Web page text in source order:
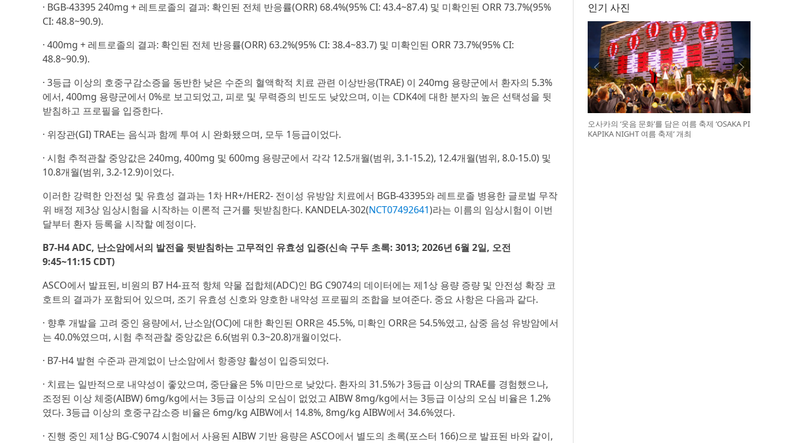
· BGB-43395 240mg + 레트로졸의 결과: 확인된 전체 반응률(ORR) 68.4%(95% CI: 43.4~87.4) 및 미확인된 ORR 73.7%(95%
CI: 48.8~90.9).
· 400mg + 레트로졸의 결과: 확인된 전체 반응률(ORR) 63.2%(95% CI: 38.4~83.7) 및 미확인된 ORR 73.7%(95% CI:
48.8~90.9).
· 3등급 이상의 호중구감소증을 동반한 낮은 수준의 혈액학적 치료 관련 이상반응(TRAE) 이 240mg 용량군에서 환자의 5.3%
에서, 400mg 용량군에서 0%로 보고되었고, 피로 및 무력증의 빈도도 낮았으며, 이는 CDK4에 대한 분자의 높은 선택성을 뒷
받침하고 프로필을 입증한다.
· 위장관(GI) TRAE는 음식과 함께 투여 시 완화됐으며, 모두 1등급이었다.
· 시험 추적관찰 중앙값은 240mg, 400mg 및 600mg 용량군에서 각각 12.5개월(범위, 3.1-15.2), 12.4개월(범위, 8.0-15.0) 및
10.8개월(범위, 3.2-12.9)이었다.
이러한 강력한 안전성 및 유효성 결과는 1차 HR+/HER2- 전이성 유방암 치료에서 BGB-43395와 레트로졸 병용한 글로벌 무작
위 배정 제3상 임상시험을 시작하는 이론적 근거를 뒷받침한다. KANDELA-302(NCT07492641)라는 이름의 임상시험이 이번
달부터 환자 등록을 시작할 예정이다.
B7-H4 ADC, 난소암에서의 발전을 뒷받침하는 고무적인 유효성 입증(신속 구두 초록: 3013; 2026년 6월 2일, 오전
9:45~11:15 CDT)
ASCO에서 발표된, 비원의 B7 H4-표적 항체 약물 접합체(ADC)인 BG C9074의 데이터에는 제1상 용량 증량 및 안전성 확장 코
호트의 결과가 포함되어 있으며, 조기 유효성 신호와 양호한 내약성 프로필의 조합을 보여준다. 중요 사항은 다음과 같다.
· 향후 개발을 고려 중인 용량에서, 난소암(OC)에 대한 확인된 ORR은 45.5%, 미확인 ORR은 54.5%였고, 삼중 음성 유방암에서
는 40.0%였으며, 시험 추적관찰 중앙값은 6.6(범위 0.3~20.8)개월이었다.
· B7-H4 발현 수준과 관계없이 난소암에서 항종양 활성이 입증되었다.
· 치료는 일반적으로 내약성이 좋았으며, 중단율은 5% 미만으로 낮았다. 환자의 31.5%가 3등급 이상의 TRAE를 경험했으나,
조정된 이상 체중(AIBW) 6mg/kg에서는 3등급 이상의 오심이 없었고 AIBW 8mg/kg에서는 3등급 이상의 오심 비율은 1.2%
였다. 3등급 이상의 호중구감소증 비율은 6mg/kg AIBW에서 14.8%, 8mg/kg AIBW에서 34.6%였다.
· 진행 중인 제1상 BG-C9074 시험에서 사용된 AIBW 기반 용량은 ASCO에서 별도의 초록(포스터 166)으로 발표된 바와 같이,
인기 사진
오사카의 ‘웃음 문화’를 담은 여름 축제 ‘OSAKA PI
KAPIKA NIGHT 여름 축제’ 개최